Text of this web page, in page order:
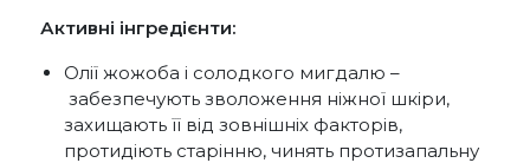
Активні інгредієнти:
Олії жожоба і солодкого мигдалю –
забезпечують зволоження ніжної шкіри,
захищають її від зовнішніх факторів,
протидіють старінню, чинять протизапальну